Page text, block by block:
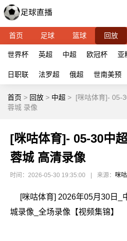
首页 足球 篮球 回放
世界杯 英超 中超 欧冠杯 亚
日职联 法罗超 俄超 世南美预
首页 > 回放 > 中超 > [咪咕体育]- 05-
蓉城 录像
[咪咕体育]- 05-30中
蓉城 高清录像
时间：2026-05-30 19:35:00 来源： 咪
[咪咕体育] 2026年05月30日_
城录像_全场录像【视频集锦】